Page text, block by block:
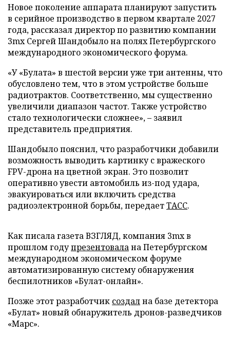
Новое поколение аппарата планируют запустить
в серийное производство в первом квартале 2027
года, рассказал директор по развитию компании
3mx Сергей Шандобыло на полях Петербургского
международного экономического форума.
«У «Булата» в шестой версии уже три антенны, что
обусловлено тем, что в этом устройстве больше
радиотрактов. Соответственно, мы существенно
увеличили диапазон частот. Также устройство
стало технологически сложнее», – заявил
представитель предприятия.
Шандобыло пояснил, что разработчики добавили
возможность выводить картинку с вражеского
FPV-дрона на цветной экран. Это позволит
оперативно увести автомобиль из-под удара,
эвакуироваться или включить средства
радиоэлектронной борьбы, передаетТАСС.
Как писала газета ВЗГЛЯД, компания 3mx в
прошлом годупрезентовалана Петербургском
международном экономическом форуме
автоматизированную систему обнаружения
беспилотников «Булат-онлайн».
Позже этот разработчик создална базе детектора
«Булат» новый обнаружитель дронов-разведчиков
«Марс».